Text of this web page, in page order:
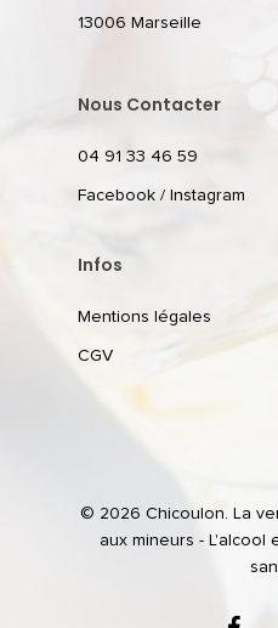
13006 Marseille
Nous Contacter
04 91 33 46 59
Facebook / Instagram
Infos
Mentions légales
CGV
© 2026 Chicoulon. La
aux mineurs - L'alcool